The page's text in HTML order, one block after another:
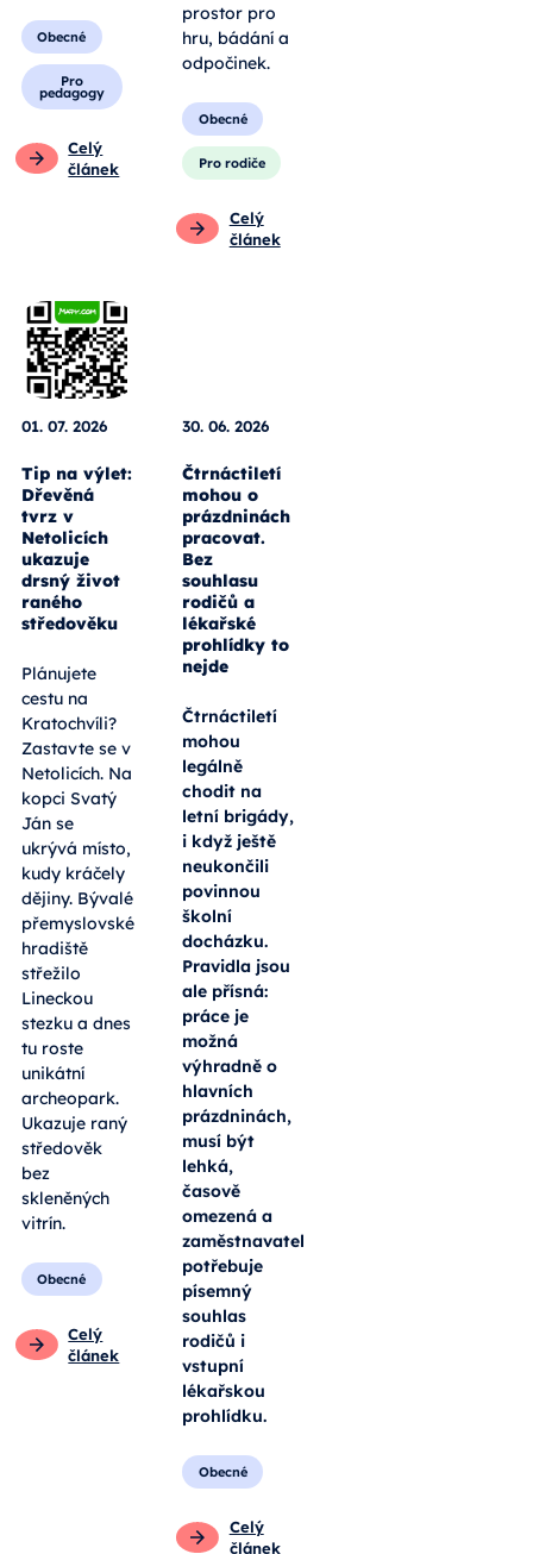
Obecné
Pro
pedagogy
Celý
článek
prostor pro
hru, bádání a
odpočinek.
Obecné
Pro rodiče
Celý
článek
01. 07. 2026
Tip na výlet:
Dřevěná
tvrz v
Netolicích
ukazuje
drsný život
raného
středověku
Plánujete
cestu na
Kratochvíli?
Zastavte se v
Netolicích. Na
kopci Svatý
Ján se
ukrývá místo,
kudy kráčely
dějiny. Bývalé
přemyslovské
hradiště
střežilo
Lineckou
stezku a dnes
tu roste
unikátní
archeopark.
Ukazuje raný
středověk
bez
skleněných
vitrín.
Obecné
Celý
článek
30. 06. 2026
Čtrnáctiletí
mohou o
prázdninách
pracovat.
Bez
souhlasu
rodičů a
lékařské
prohlídky to
nejde
Čtrnáctiletí
mohou
legálně
chodit na
letní brigády,
i když ještě
neukončili
povinnou
školní
docházku.
Pravidla jsou
ale přísná:
práce je
možná
výhradně o
hlavních
prázdninách,
musí být
lehká,
časově
omezená a
zaměstnavatel
potřebuje
písemný
souhlas
rodičů i
vstupní
lékařskou
prohlídku.
Obecné
Celý
článek